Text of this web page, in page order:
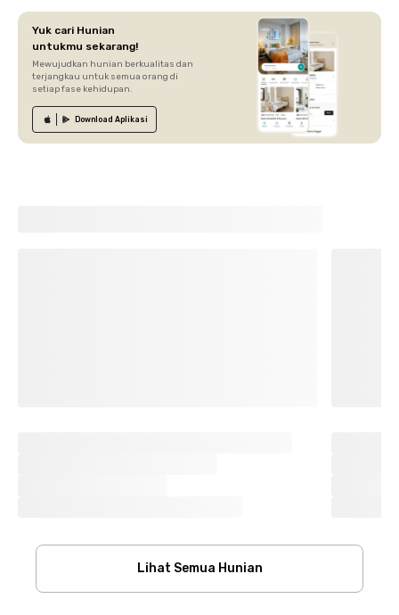
Yuk cari Hunian
untukmu sekarang!
Mewujudkan hunian berkualitas dan
terjangkau untuk semua orang di
setiap fase kehidupan.
Download Aplikasi
Lihat Semua Hunian